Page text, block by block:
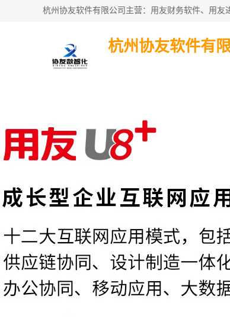
杭州协友软件有